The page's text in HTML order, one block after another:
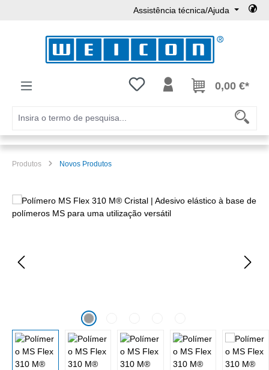
Assistência técnica/Ajuda
Tem 0 itens da lista de desejos
0,00 €*
Produtos Novos Produtos
Ignorar galeria de imagens